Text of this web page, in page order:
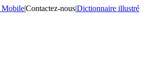
Mobile|Contactez-nous|Dictionnaire illustré